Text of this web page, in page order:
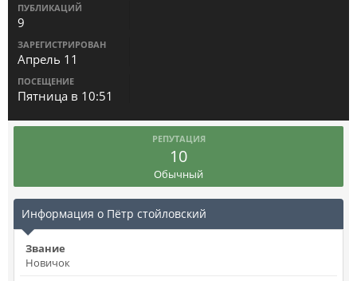
ПУБЛИКАЦИЙ
9
ЗАРЕГИСТРИРОВАН
Апрель 11
ПОСЕЩЕНИЕ
Пятница в 10:51
РЕПУТАЦИЯ
10
Обычный
Информация о Пётр стойловский
Звание
Новичок